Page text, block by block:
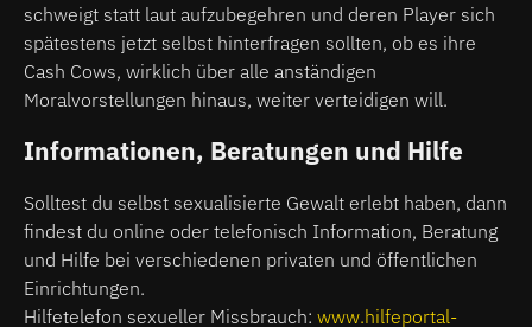
schweigt statt laut aufzubegehren und deren Player sich
spätestens jetzt selbst hinterfragen sollten, ob es ihre
Cash Cows, wirklich über alle anständigen
Moralvorstellungen hinaus, weiter verteidigen will.
Informationen, Beratungen und Hilfe
Solltest du selbst sexualisierte Gewalt erlebt haben, dann
findest du online oder telefonisch Information, Beratung
und Hilfe bei verschiedenen privaten und öffentlichen
Einrichtungen.
Hilfetelefon sexueller Missbrauch: www.hilfeportal-